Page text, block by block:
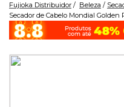
Fujioka Distribuidor Beleza
Secador de Cabelo Mondial Golden